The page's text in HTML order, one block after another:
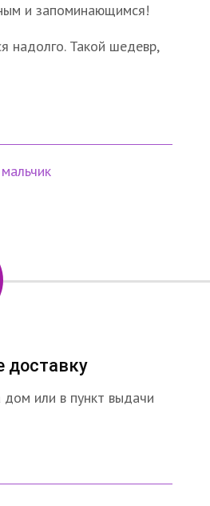
и запоминающимся!
надолго. Такой шедевр,
мальчик
доставку
дом или в пункт выдачи